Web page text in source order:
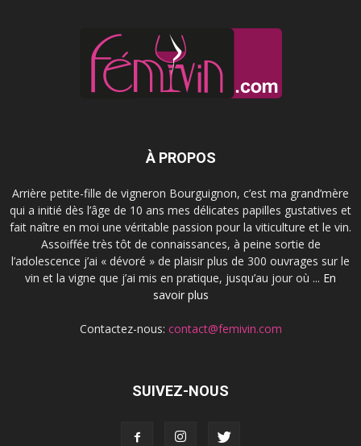
À PROPOS
Arrière petite-fille de vigneron Bourguignon, c’est ma grand’mère
qui a initié dès l’âge de 10 ans mes délicates papilles gustatives et
fait naître en moi une véritable passion pour la viticulture et le vin.
Assoiffée très tôt de connaissances, à peine sortie de
l’adolescence j’ai « dévoré » de plaisir plus de 300 ouvrages sur le
vin et la vigne que j’ai mis en pratique, jusqu’au jour où ... En
savoir plus
Contactez-nous: contact@femivin.com
SUIVEZ-NOUS